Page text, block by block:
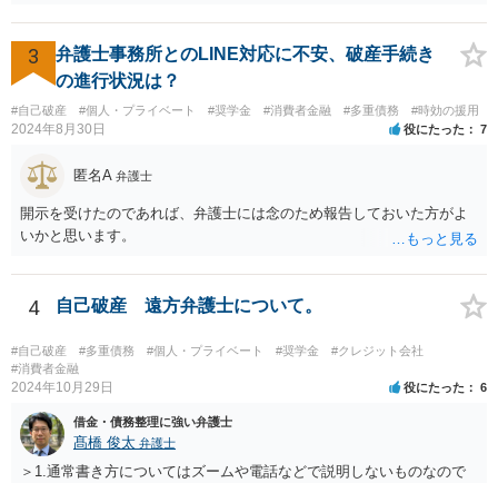
3
弁護士事務所とのLINE対応に不安、破産手続き
の進行状況は？
#自己破産 #個人・プライベート #奨学金 #消費者金融 #多重債務 #時効の援用
2024年8月30日 役にたった 7
匿名A 弁護士
開示を受けたのであれば、弁護士には念のため報告しておいた方がよ
いかと思います。
4 自己破産 遠方弁護士について。
#自己破産 #多重債務 #個人・プライベート #奨学金
#クレジット会社
#消費者金融
2024年10月29日 役にたった 6
借金・債務整理に強い弁護士
髙橋 俊太 弁護士
＞1.通常書き方についてはズームや電話などで説明しないものなので